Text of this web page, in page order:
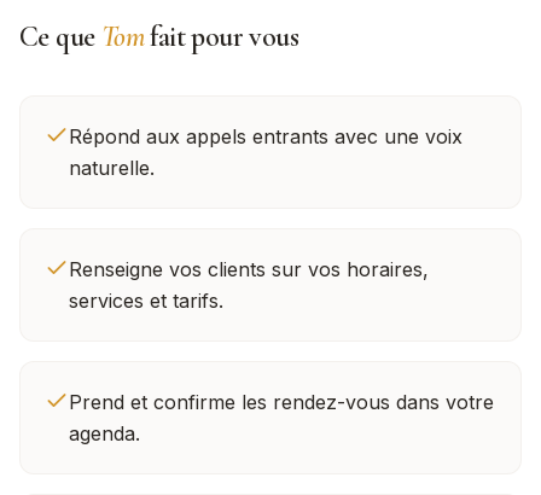
Ce que Tomfait pour vous
Répond aux appels entrants avec une voix
naturelle.
Renseigne vos clients sur vos horaires,
services et tarifs.
Prend et confirme les rendez-vous dans votre
agenda.